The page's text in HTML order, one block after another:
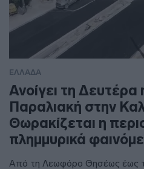
ΕΛΛΑΔΑ
Ανοίγει τη Δευτέρα
Παραλιακή στην
Θωρακίζεται η
πλημμυρικά
Από τη Λεωφόρο Θησέως έως